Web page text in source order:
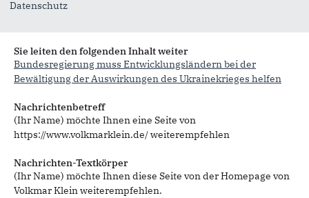
Sie leiten den folgenden Inhalt weiter
Bundesregierung muss Entwicklungsländern bei der
Bewältigung der Auswirkungen des Ukrainekrieges helfen
Nachrichtenbetreff
(Ihr Name) möchte Ihnen eine Seite von
https://www.volkmarklein.de/ weiterempfehlen
Nachrichten-Textkörper
(Ihr Name) möchte Ihnen diese Seite von der Homepage von
Volkmar Klein weiterempfehlen.
Datenschutz